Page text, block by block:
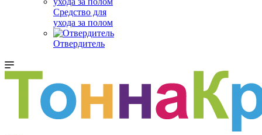
Средство для
ухода за полом
Отвердитель